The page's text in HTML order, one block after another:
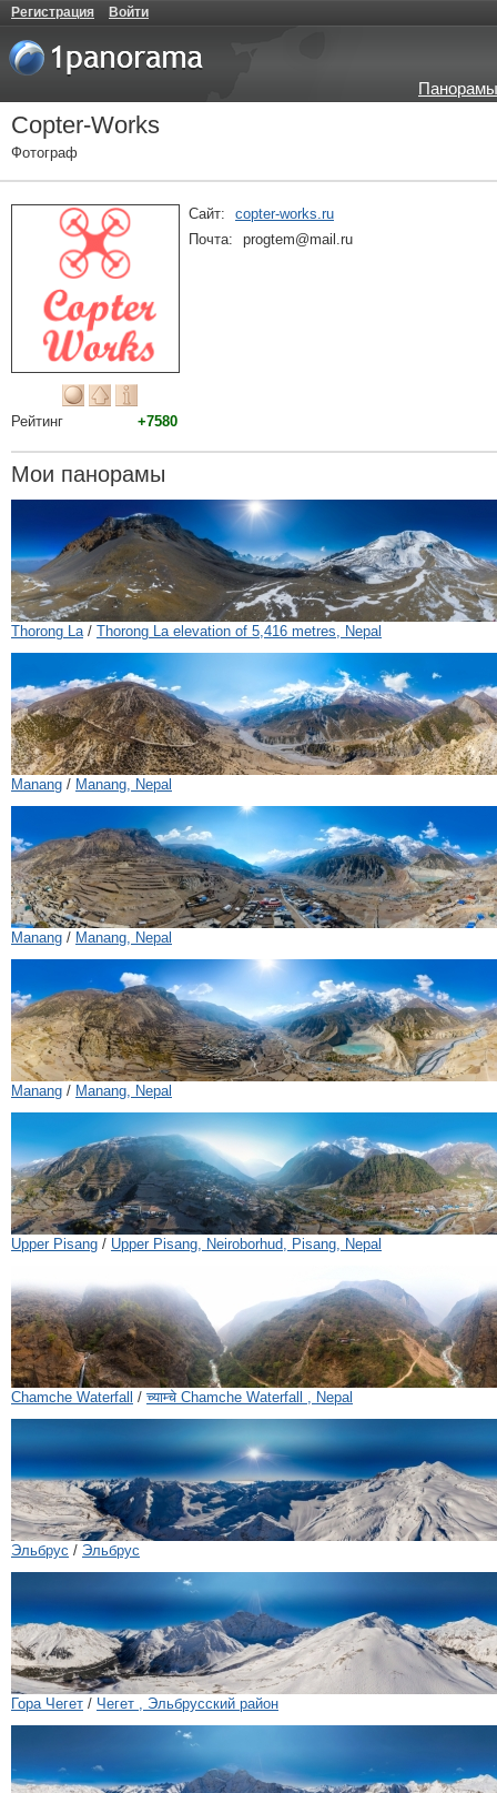
Регистрация Войти
Copter-Works
Фотограф
Рейтинг +7580
Сайт:
copter-works.ru
Почта:
progtem@mail.ru
Мои панорамы
Thorong La / Thorong La elevation of 5,416 metres, Nepal
Manang / Manang, Nepal
Manang / Manang, Nepal
Manang / Manang, Nepal
Upper Pisang / Upper Pisang, Neiroborhud, Pisang, Nepal
Chamche Waterfall /च्याम्चे Chamche Waterfall , Nepal
Эльбрус / Эльбрус
Гора Чегет / Чегет , Эльбрусский район